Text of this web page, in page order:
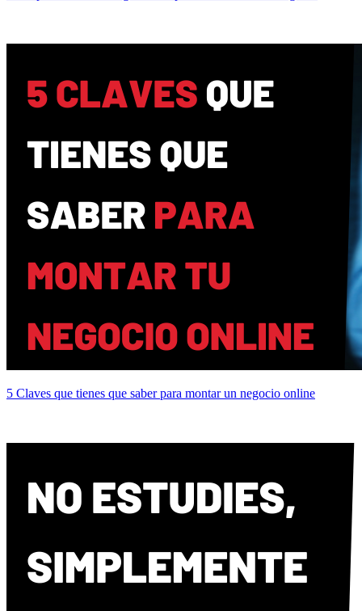
5 Claves que tienes que saber para montar un negocio online